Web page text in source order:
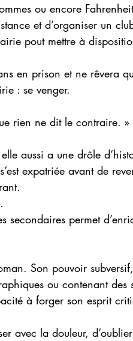
ou encore
et d’organiser un
pout mettre à
en prison et ne rêvera
: se venger.
rien ne dit le contraire. »
aussi a une drôle
expatriée avant de
secondaires permet
Son pouvoir
ou contenant des
à forger son esprit
avec la douleur,